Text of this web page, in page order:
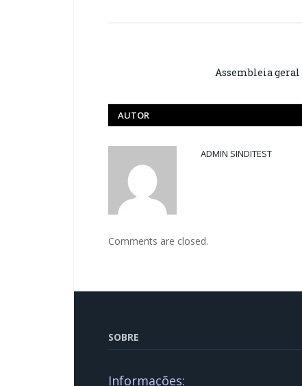
Assembleia geral
AUTOR
ADMIN SINDITEST
Comments are closed.
SOBRE
Informações: